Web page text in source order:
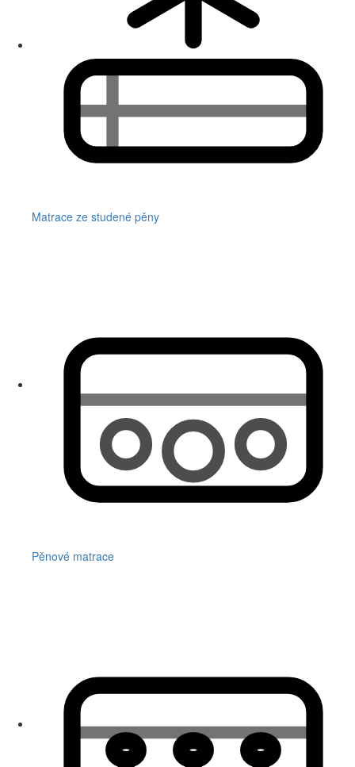
Matrace ze studené pěny
Pěnové matrace